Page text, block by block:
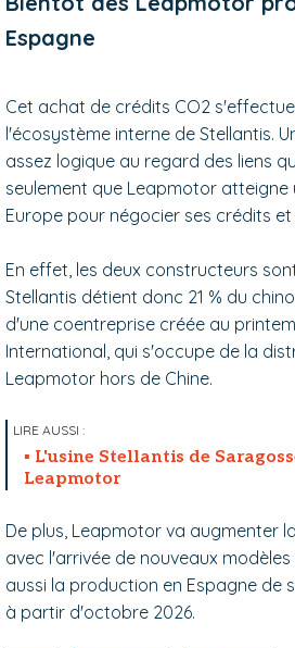
Espagne
Cet achat de crédits CO2
l'écosystème interne de Stellantis.
assez logique au regard des liens
seulement que Leapmotor atteigne
Europe pour négocier ses crédits
En effet, les deux constructeurs
Stellantis détient donc 21 % du
d'une coentreprise créée au
International, qui s'occupe de la
Leapmotor hors de Chine.
L'usine Stellantis de
Leapmotor
De plus, Leapmotor va augmenter
avec l'arrivée de nouveaux
aussi la production en Espagne de
à partir d'octobre 2026.